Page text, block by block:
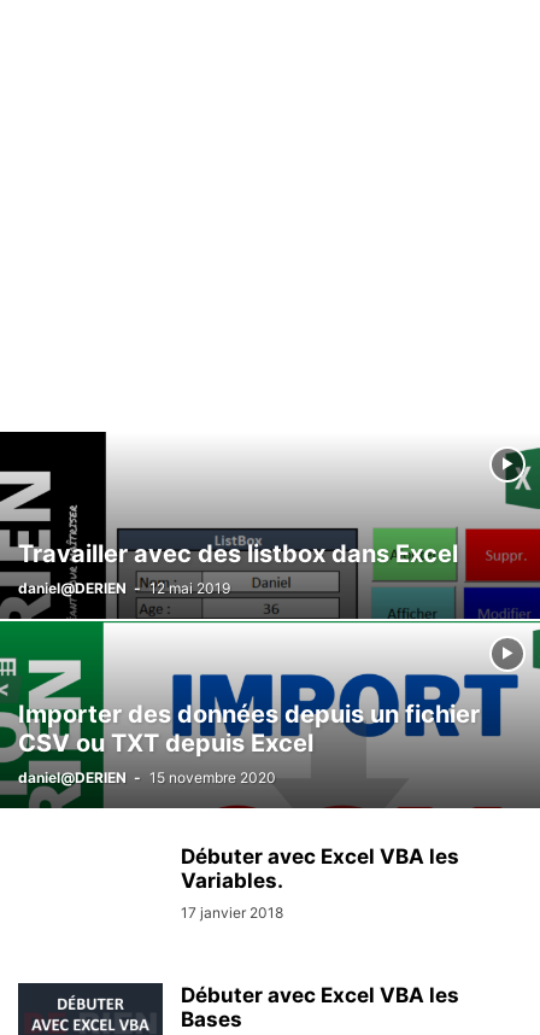
Travailler avec des listbox dans Excel
daniel@DERIEN - 12 mai 2019
Importer des données depuis un fichier
CSV ou TXT depuis Excel
daniel@DERIEN - 15 novembre 2020
Débuter avec Excel VBA les
Variables.
17 janvier 2018
Débuter avec Excel VBA les
Bases